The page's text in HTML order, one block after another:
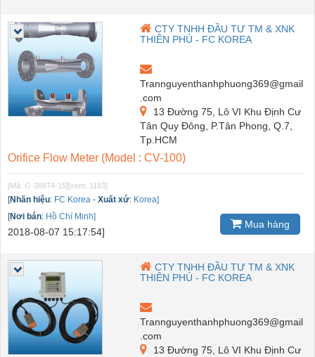
CTY TNHH ĐẦU TƯ TM & XNK
THIÊN PHÚ - FC KOREA
Trannguyenthanhphuong369@gmail
.com
13 Đường 75, Lô VI Khu Định Cư
Tân Quy Đông, P.Tân Phong, Q.7,
Tp.HCM
Orifice Flow Meter (Model : CV-100)
[Mã: G-38874-15][xem: 1183]
[Nhãn hiệu: FC Korea - Xuất xứ: Korea]
[Nơi bán: Hồ Chí Minh]
2018-08-07 15:17:54]
Mua hàng
CTY TNHH ĐẦU TƯ TM & XNK
THIÊN PHÚ - FC KOREA
Trannguyenthanhphuong369@gmail
.com
13 Đường 75, Lô VI Khu Định Cư